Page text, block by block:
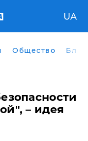
UA
Общество
– идея